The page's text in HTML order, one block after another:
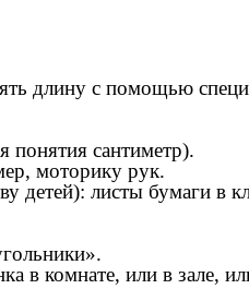
длину с помощью
сантиметр).
моторику рук.
детей): листы бумаги в
в комнате, или в зале,